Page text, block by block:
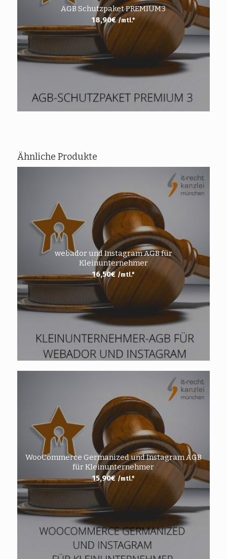
AGB Schutzpaket PREMIUM3
18,90€ /mtl.*
Ähnliche Produkte
webador und Instagram AGB für
Kleinunternehmer
16,50€ /mtl.*
WooCommerce Germanized und Instagram AGB
für Kleinunternehmer
15,90€ /mtl.*